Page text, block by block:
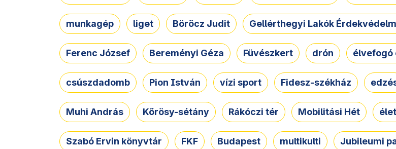
munkagép liget Böröcz Judit Gellérthegyi Lakók
Ferenc József Bereményi Géza Füvészkert drón élvefogó
csúszdadomb Pion István vízi sport Fidesz-székház
Muhi András Kőrösy-sétány Rákóczi tér Mobilitási Hét
Szabó Ervin könyvtár FKF Budapest multikulti Jubileumi